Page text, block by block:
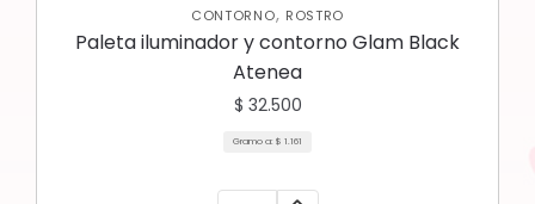
CONTORNO, ROSTRO
Paleta iluminador y contorno Glam Black
Atenea
$ 32.500
Gramo a: $ 1.161